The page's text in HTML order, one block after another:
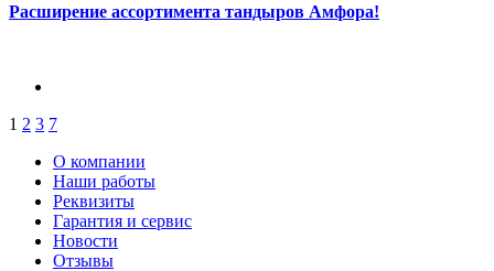
Расширение ассортимента тандыров Амфора!
1 2 3 7
О компании
Наши работы
Реквизиты
Гарантия и сервис
Новости
Отзывы